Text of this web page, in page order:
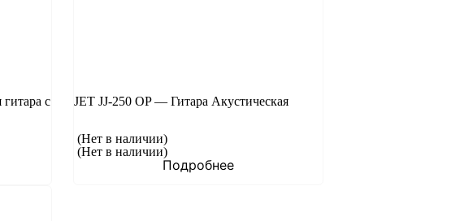
с
JET JJ-250 OP — Гитара Акустическая
(Нет в наличии)
(Нет в наличии)
Подробнее